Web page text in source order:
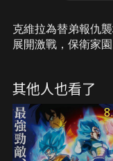
克維拉為替弟報仇
展開激戰，保衛家園
其他人也看了